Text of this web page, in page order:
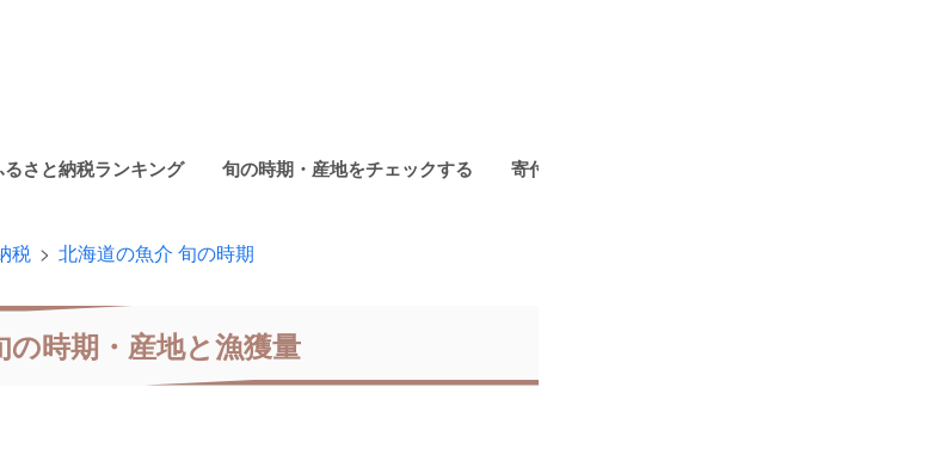
さと納税ランキング 旬の時期・産地をチェックする 寄付金額別に探す
税 北海道の魚介 旬の時期
時期・産地と漁獲量